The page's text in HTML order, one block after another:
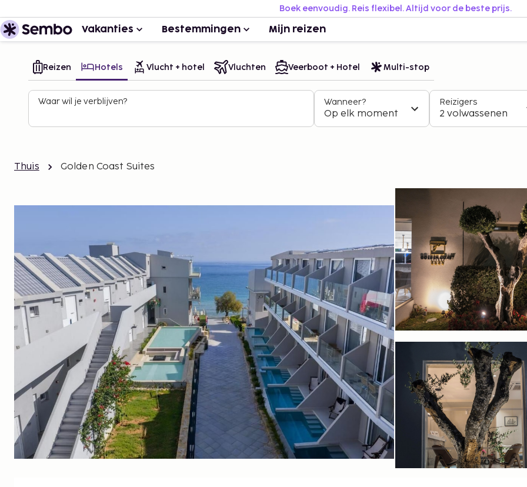
Boek eenvoudig. Reis flexibel. Altijd voor de beste prijs.
Vakanties Bestemmingen Mijn reizen
Reizen Hotels Vlucht + hotel Vluchten Veerboot + Hotel Multi-stop
Waar wil je verblijven? Wanneer?
Op elk moment
Reizigers
2 volwassenen
Thuis Golden Coast Suites